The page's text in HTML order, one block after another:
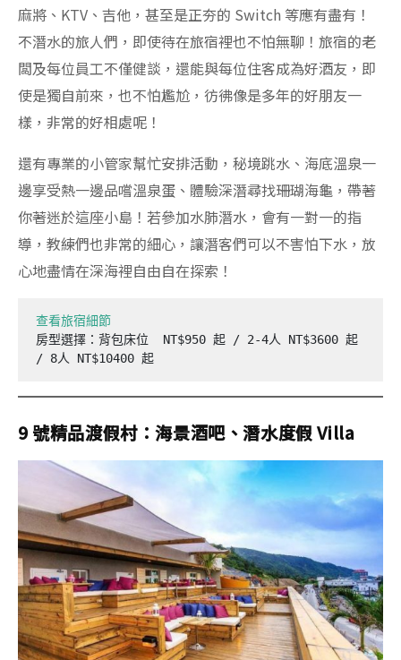
麻將、KTV、吉他，甚至是正夯的 Switch 等應有盡有！
不潛水的旅人們，即使待在旅宿裡也不怕無聊！旅宿的老
闆及每位員工不僅健談，還能與每位住客成為好酒友，即
使是獨自前來，也不怕尷尬，彷彿像是多年的好朋友一
樣，非常的好相處呢！
還有專業的小管家幫忙安排活動，秘境跳水、海底溫泉一
邊享受熱一邊品嚐溫泉蛋、體驗深潛尋找珊瑚海龜，帶著
你著迷於這座小島！若參加水肺潛水，會有一對一的指
導，教練們也非常的細心，讓潛客們可以不害怕下水，放
心地盡情在深海裡自由自在探索！
查看旅宿細節
房型選擇：背包床位  NT$950 起 / 2-4人 NT$3600 起
/ 8人 NT$10400 起
9 號精品渡假村：海景酒吧、潛水度假 Villa